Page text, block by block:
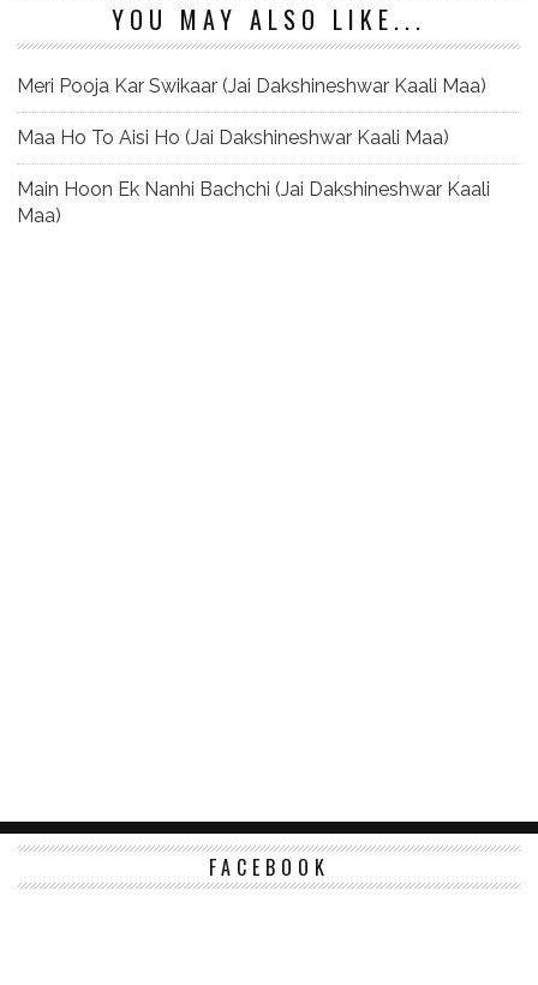
YOU MAY ALSO LIKE...
Meri Pooja Kar Swikaar (Jai Dakshineshwar Kaali Maa)
Maa Ho To Aisi Ho (Jai Dakshineshwar Kaali Maa)
Main Hoon Ek Nanhi Bachchi (Jai Dakshineshwar Kaali
Maa)
FACEBOOK